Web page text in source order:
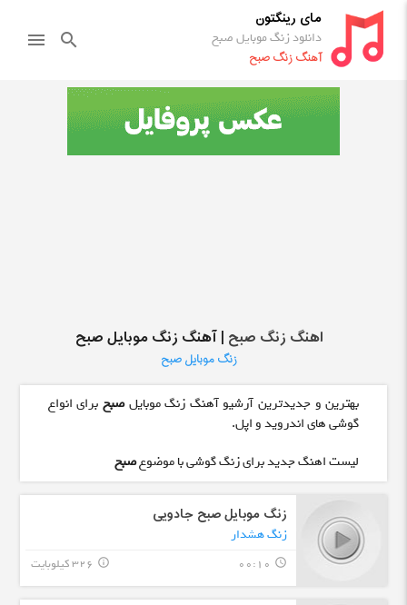
مای رینگتون
دانلود زنگ موبایل صبح
آهنگ زنگ صبح
search
menu
اهنگ زنگ صبح | آهنگ زنگ موبایل صبح
زنگ موبایل صبح
بهترین و جدیدترین آرشیو آهنگ زنگ موبایلصبح برای انواع
گوشی های اندروید و اپل.
لیست اهنگ جدید برای زنگ گوشی با موضوعصبح
زنگ موبایل صبح جادویی
زنگ هشدار
query_builder
00:10 326 کیلوبایت info_outline